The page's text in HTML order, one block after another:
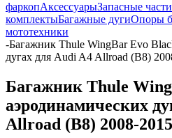
фаркопАксессуарыЗапасные части
комплектыБагажные дугиОпоры
мототехники
-Багажник Thule WingBar Evo
дугах для Audi A4 Allroad (B8)
Багажник Thule
аэродинамических
Allroad (B8) 2008-2015